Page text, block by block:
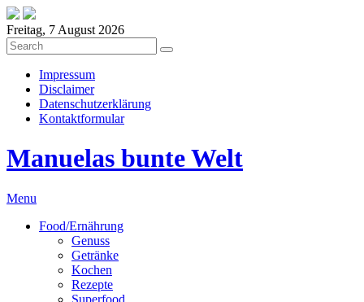
Freitag, 7 August 2026
Impressum
Disclaimer
Datenschutzerklärung
Kontaktformular
Manuelas bunte Welt
Menu
Food/Ernährung
Genuss
Getränke
Kochen
Rezepte
Superfood